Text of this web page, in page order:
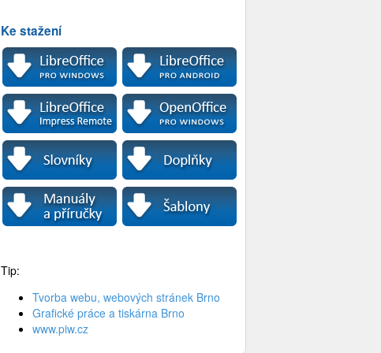
Ke stažení
Tip:
Tvorba webu, webových stránek Brno
Grafické práce a tiskárna Brno
www.piw.cz